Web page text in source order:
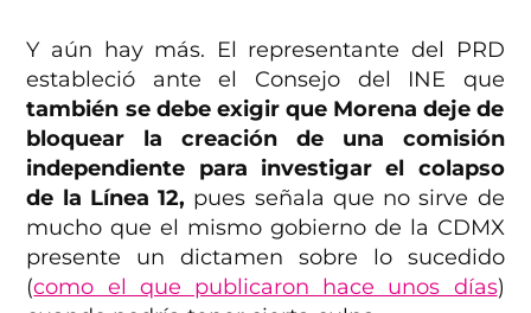
Y aún hay más. El representante del PRD
estableció ante el Consejo del INE que
también se debe exigir que Morena deje de
bloquear la creación de una comisión
independiente para investigar el colapso
de la Línea 12, pues señala que no sirve de
mucho que el mismo gobierno de la CDMX
presente un dictamen sobre lo sucedido
(como el que publicaron hace unos días)